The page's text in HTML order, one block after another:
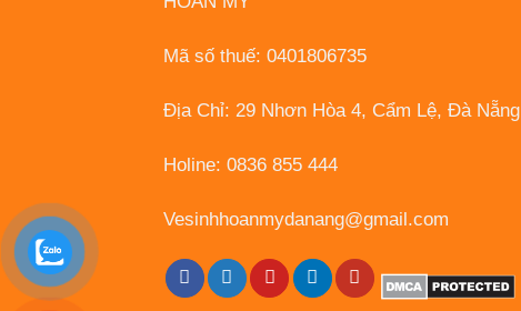
Mã số thuế: 0401806735
Địa Chỉ: 29 Nhơn Hòa 4, Cẩm Lệ, Đà Nẵng
Holine: 0836 855 444
Vesinhhoanmydanang@gmail.com